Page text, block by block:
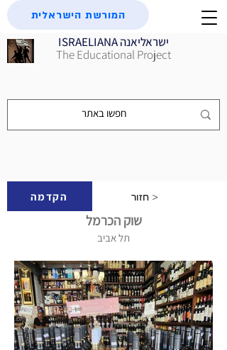
ISRAELIANA ישראליאנה
The Educational Project
המורשת הישראלית
הקדמה חזור >
שוק הכרמל
תל אביב